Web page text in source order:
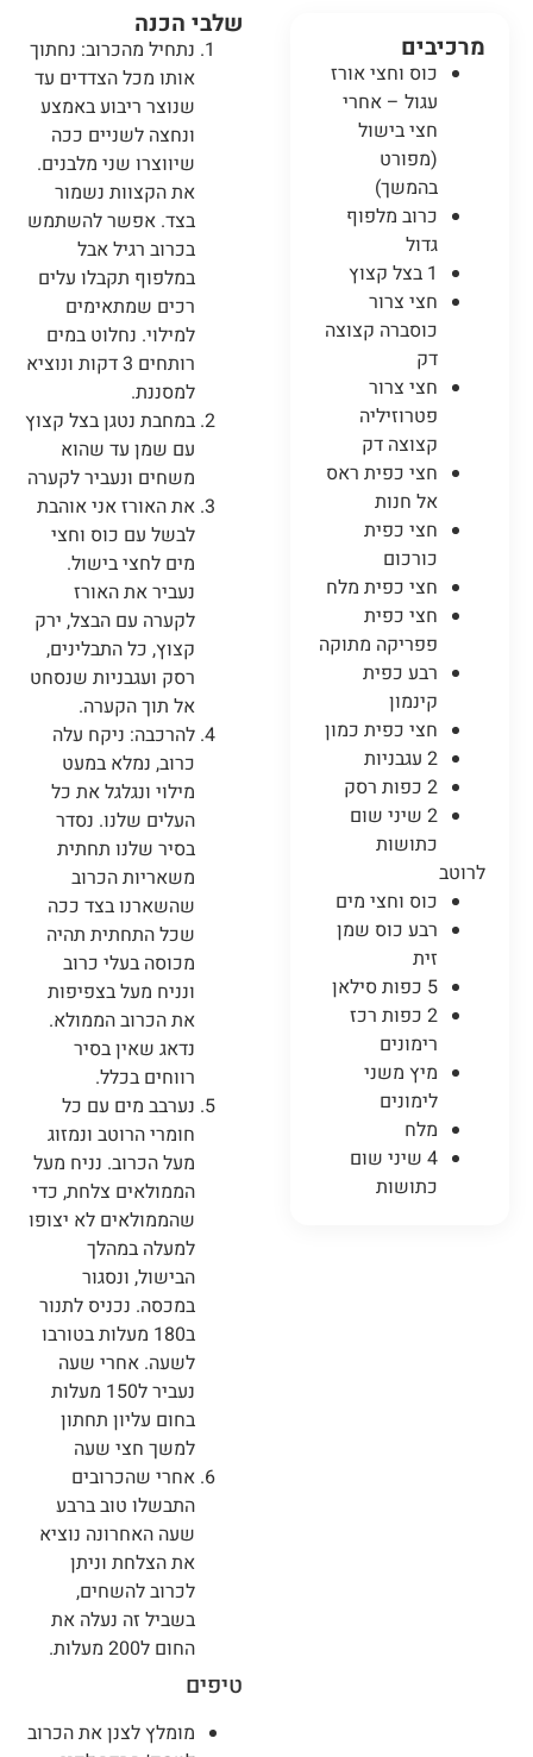
מרכיבים
כוס וחצי אורז
עגול – אחרי
חצי בישול
(מפורט
בהמשך)
כרוב מלפוף
גדול
1 בצל קצוץ
חצי צרור
כוסברה קצוצה
דק
חצי צרור
פטרוזיליה
קצוצה דק
חצי כפית ראס
אל חנות
חצי כפית
כורכום
חצי כפית מלח
חצי כפית
פפריקה מתוקה
רבע כפית
קינמון
חצי כפית כמון
2 עגבניות
2 כפות רסק
2 שיני שום
כתושות
לרוטב
כוס וחצי מים
רבע כוס שמן
זית
5 כפות סילאן
2 כפות רכז
רימונים
מיץ משני
לימונים
מלח
4 שיני שום
כתושות
שלבי הכנה
נתחיל מהכרוב: נחתוך
אותו מכל הצדדים עד
שנוצר ריבוע באמצע
ונחצה לשניים ככה
שיווצרו שני מלבנים.
את הקצוות נשמור
בצד. אפשר להשתמש
בכרוב רגיל אבל
במלפוף תקבלו עלים
רכים שמתאימים
למילוי. נחלוט במים
רותחים 3 דקות ונוציא
למסננת.
במחבת נטגן בצל קצוץ
עם שמן עד שהוא
משחים ונעביר לקערה
את האורז אני אוהבת
לבשל עם כוס וחצי
מים לחצי בישול.
נעביר את האורז
לקערה עם הבצל, ירק
קצוץ, כל התבלינים,
רסק ועגבניות שנסחט
אל תוך הקערה.
להרכבה: ניקח עלה
כרוב, נמלא במעט
מילוי ונגלגל את כל
העלים שלנו. נסדר
בסיר שלנו תחתית
משאריות הכרוב
שהשארנו בצד ככה
שכל התחתית תהיה
מכוסה בעלי כרוב
ונניח מעל בצפיפות
את הכרוב הממולא.
נדאג שאין בסיר
רווחים בכלל.
נערבב מים עם כל
חומרי הרוטב ונמזוג
מעל הכרוב. נניח מעל
הממולאים צלחת, כדי
שהממולאים לא יצופו
למעלה במהלך
הבישול, ונסגור
במכסה. נכניס לתנור
ב180 מעלות בטורבו
לשעה. אחרי שעה
נעביר ל150 מעלות
בחום עליון תחתון
למשך חצי שעה
אחרי שהכרובים
התבשלו טוב ברבע
שעה האחרונה נוציא
את הצלחת וניתן
לכרוב להשחים,
בשביל זה נעלה את
החום ל200 מעלות.
טיפים
מומלץ לצנן את הכרוב